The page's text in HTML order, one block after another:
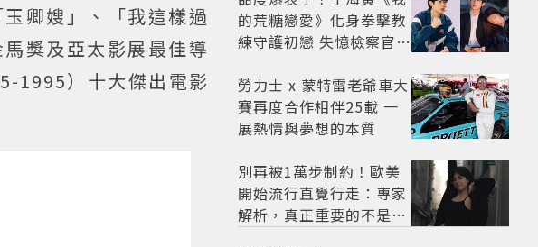
卿嫂」、「我這樣過
獎及亞太影展最佳導
1995）十大傑出電影
的荒糖戀愛》化身拳擊教
練守護初戀 失憶檢察官×
劇
勞力士 x 蒙特雷老爺車大
賽再度合作相伴25載 一
展熱情與夢想的本質
別再被1萬步制約！歐美
開始流行直覺行走：專家
解析，真正重要的不是步